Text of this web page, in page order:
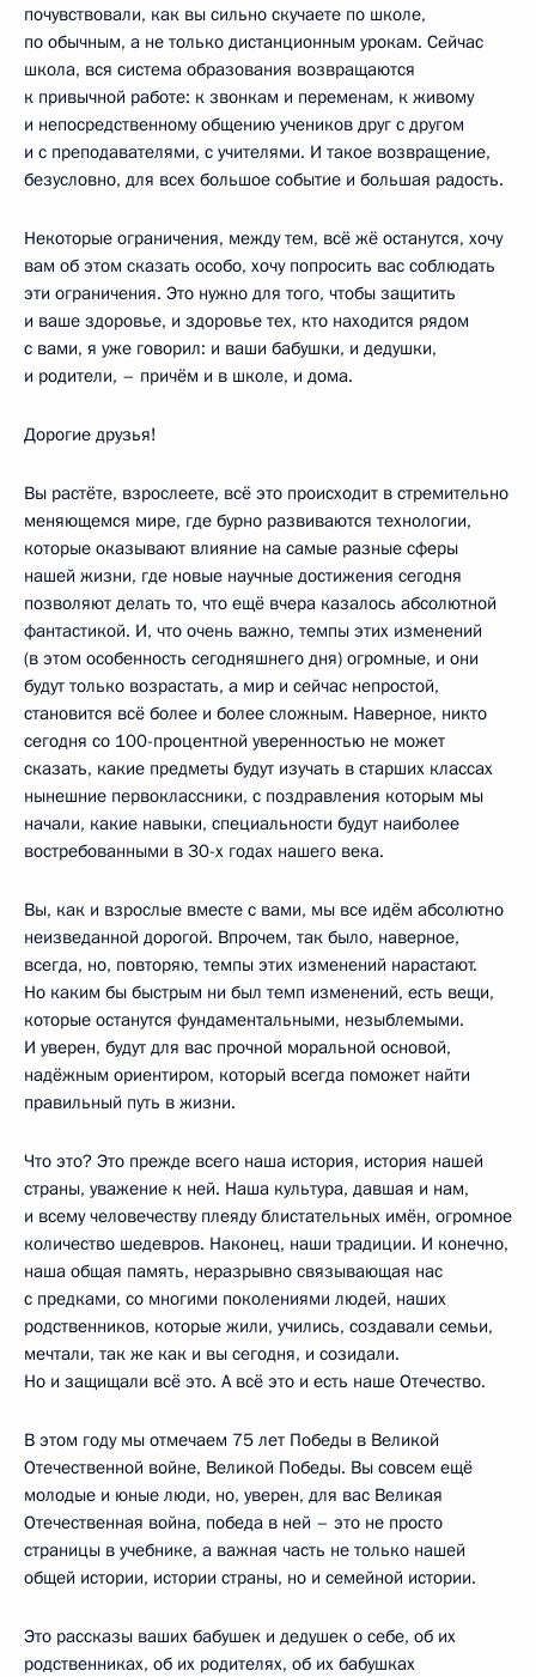
почувствовали, как вы сильно скучаете по школе,
по обычным, а не только дистанционным урокам. Сейчас
школа, вся система образования возвращаются
к привычной работе: к звонкам и переменам, к живому
и непосредственному общению учеников друг с другом
и с преподавателями, с учителями. И такое возвращение,
безусловно, для всех большое событие и большая радость.
Некоторые ограничения, между тем, всё жё останутся, хочу
вам об этом сказать особо, хочу попросить вас соблюдать
эти ограничения. Это нужно для того, чтобы защитить
и ваше здоровье, и здоровье тех, кто находится рядом
с вами, я уже говорил: и ваши бабушки, и дедушки,
и родители, – причём и в школе, и дома.
Дорогие друзья!
Вы растёте, взрослеете, всё это происходит в стремительно
меняющемся мире, где бурно развиваются технологии,
которые оказывают влияние на самые разные сферы
нашей жизни, где новые научные достижения сегодня
позволяют делать то, что ещё вчера казалось абсолютной
фантастикой. И, что очень важно, темпы этих изменений
(в этом особенность сегодняшнего дня) огромные, и они
будут только возрастать, а мир и сейчас непростой,
становится всё более и более сложным. Наверное, никто
сегодня со 100-процентной уверенностью не может
сказать, какие предметы будут изучать в старших классах
нынешние первоклассники, с поздравления которым мы
начали, какие навыки, специальности будут наиболее
востребованными в 30-х годах нашего века.
Вы, как и взрослые вместе с вами, мы все идём абсолютно
неизведанной дорогой. Впрочем, так было, наверное,
всегда, но, повторяю, темпы этих изменений нарастают.
Но каким бы быстрым ни был темп изменений, есть вещи,
которые останутся фундаментальными, незыблемыми.
И уверен, будут для вас прочной моральной основой,
надёжным ориентиром, который всегда поможет найти
правильный путь в жизни.
Что это? Это прежде всего наша история, история нашей
страны, уважение к ней. Наша культура, давшая и нам,
и всему человечеству плеяду блистательных имён, огромное
количество шедевров. Наконец, наши традиции. И конечно,
наша общая память, неразрывно связывающая нас
с предками, со многими поколениями людей, наших
родственников, которые жили, учились, создавали семьи,
мечтали, так же как и вы сегодня, и созидали.
Но и защищали всё это. А всё это и есть наше Отечество.
В этом году мы отмечаем 75 лет Победы в Великой
Отечественной войне, Великой Победы. Вы совсем ещё
молодые и юные люди, но, уверен, для вас Великая
Отечественная война, победа в ней – это не просто
страницы в учебнике, а важная часть не только нашей
общей истории, истории страны, но и семейной истории.
Это рассказы ваших бабушек и дедушек о себе, об их
родственниках, об их родителях, об их бабушках